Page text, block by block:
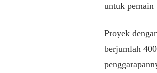
untuk pemain
Proyek
berjumlah